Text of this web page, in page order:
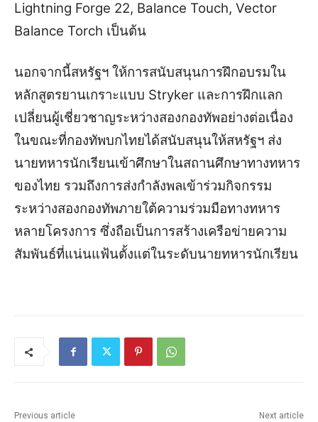
Lightning Forge 22, Balance Touch, Vector
Balance Torch เป็นต้น
นอกจากนี้สหรัฐฯ ให้การสนับสนุนการฝึกอบรมใน
หลักสูตรยานเกราะแบบ Stryker และการฝึกแลก
เปลี่ยนผู้เชี่ยวชาญระหว่างสองกองทัพอย่างต่อเนื่อง
ในขณะที่กองทัพบกไทยได้สนับสนุนให้สหรัฐฯ ส่ง
นายทหารนักเรียนเข้าศึกษาในสถานศึกษาทางทหาร
ของไทย รวมถึงการส่งกำลังพลเข้าร่วมกิจกรรม
ระหว่างสองกองทัพภายใต้ความร่วมมือทางทหาร
หลายโครงการ ซึ่งถือเป็นการสร้างเครือข่ายความ
สัมพันธ์ที่แน่นแฟ้นตั้งแต่ในระดับนายทหารนักเรียน
Previous article Next article